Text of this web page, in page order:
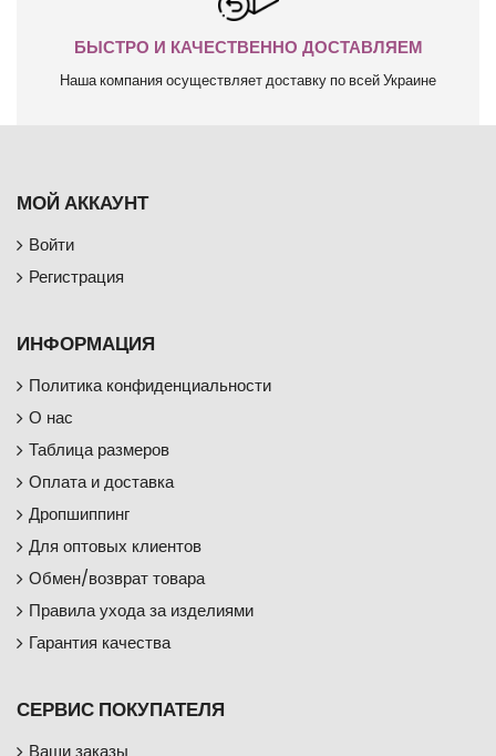
БЫСТРО И КАЧЕСТВЕННО ДОСТАВЛЯЕМ
Наша компания осуществляет доставку по всей Украине
МОЙ АККАУНТ
Войти
Регистрация
ИНФОРМАЦИЯ
Политика конфиденциальности
О нас
Таблица размеров
Оплата и доставка
Дропшиппинг
Для оптовых клиентов
Обмен/возврат товара
Правила ухода за изделиями
Гарантия качества
СЕРВИС ПОКУПАТЕЛЯ